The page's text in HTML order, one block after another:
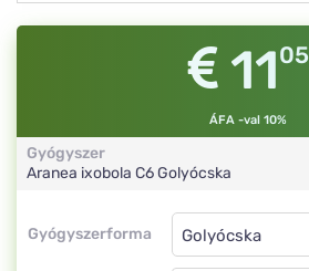
1105
ÁFA -val 10%
Gyógyszer
Aranea ixobola C6Golyócska
Gyógyszerforma
Gyógyszerforma